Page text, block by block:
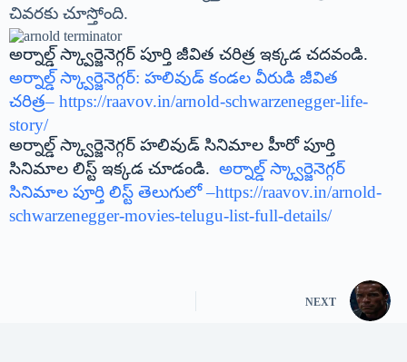
చివరకు చూస్తోంది.
అర్నాల్డ్ స్క్వార్జెనెగ్గర్ పూర్తి జీవిత చరిత్ర ఇక్కడ చదవండి.
అర్నాల్డ్ స్క్వార్జెనెగ్గర్: హలివుడ్ కండల వీరుడి జీవిత
చరిత్ర– https://raavov.in/arnold-schwarzenegger-life-
story/
అర్నాల్డ్ స్క్వార్జెనెగ్గర్ హలివుడ్ సినిమాల హీరో పూర్తి
సినిమాల లిస్ట్ ఇక్కడ చూడండి. అర్నాల్డ్ స్క్వార్జెనెగ్గర్
సినిమాల పూర్తి లిస్ట్ తెలుగులో –https://raavov.in/arnold-
schwarzenegger-movies-telugu-list-full-details/
NEXT